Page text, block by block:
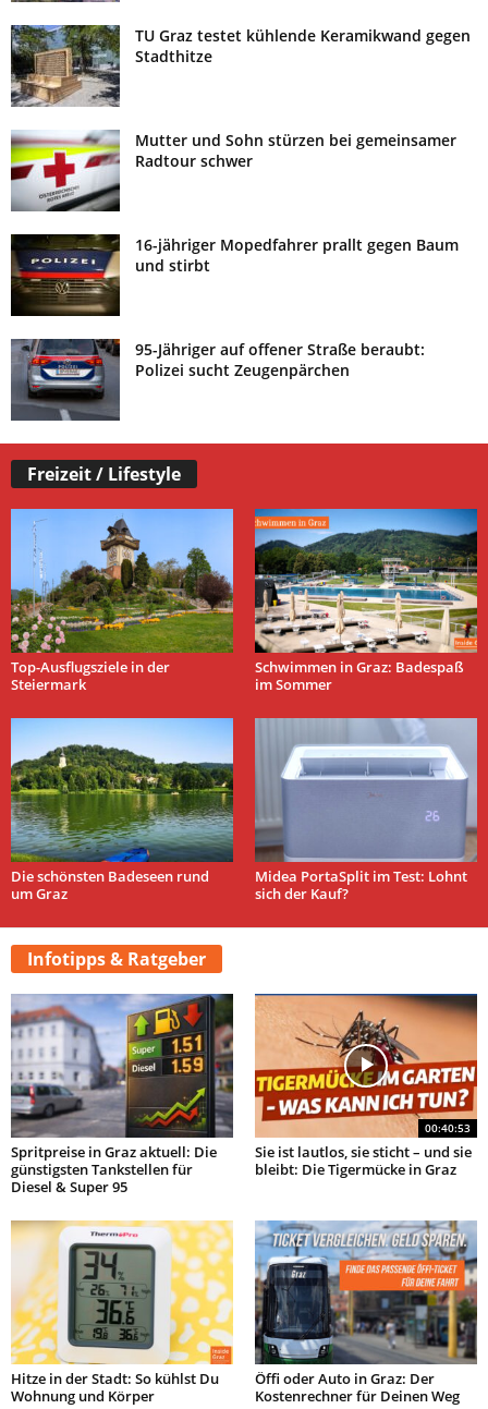
TU Graz testet kühlende Keramikwand gegen
Stadthitze
Mutter und Sohn stürzen bei gemeinsamer
Radtour schwer
16-jähriger Mopedfahrer prallt gegen Baum
und stirbt
95-Jähriger auf offener Straße beraubt:
Polizei sucht Zeugenpärchen
Freizeit / Lifestyle
Top-Ausflugsziele in der
Steiermark
Schwimmen in Graz: Badespaß
im Sommer
Die schönsten Badeseen rund
um Graz
Midea PortaSplit im Test: Lohnt
sich der Kauf?
Infotipps & Ratgeber
Spritpreise in Graz aktuell: Die
günstigsten Tankstellen für
Diesel & Super 95
00:40:53
Sie ist lautlos, sie sticht – und sie
bleibt: Die Tigermücke in Graz
Hitze in der Stadt: So kühlst Du
Wohnung und Körper
Öffi oder Auto in Graz: Der
Kostenrechner für Deinen Weg